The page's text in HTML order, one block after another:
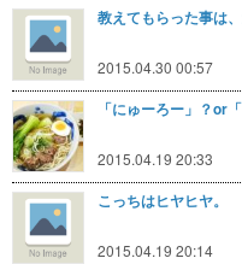
教えてもらった事は
2015.04.30 00:57
「にゅーろー」？or
2015.04.19 20:33
こっちはヒヤヒヤ。
2015.04.19 20:14